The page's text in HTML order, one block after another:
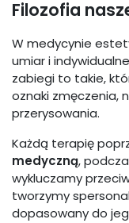
Filozofia
W medycynie
umiar i
zabiegi to takie,
oznaki zmęczenia,
przerysowania.
Każdą terapię
medyczną,
wykluczamy
tworzymy
dopasowany do